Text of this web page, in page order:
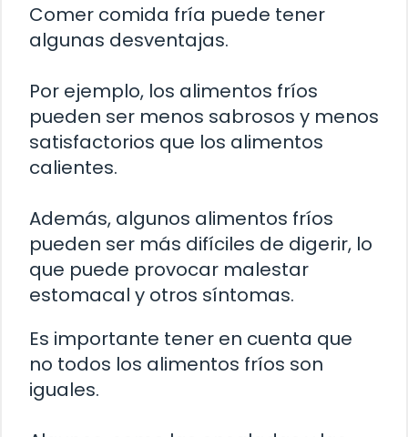
Comer comida fría puede tener
algunas desventajas.
Por ejemplo, los alimentos fríos
pueden ser menos sabrosos y menos
satisfactorios que los alimentos
calientes.
Además, algunos alimentos fríos
pueden ser más difíciles de digerir, lo
que puede provocar malestar
estomacal y otros síntomas.
Es importante tener en cuenta que
no todos los alimentos fríos son
iguales.